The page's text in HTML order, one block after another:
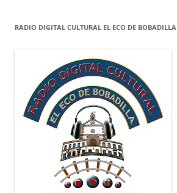
RADIO DIGITAL CULTURAL EL ECO DE BOBADILLA